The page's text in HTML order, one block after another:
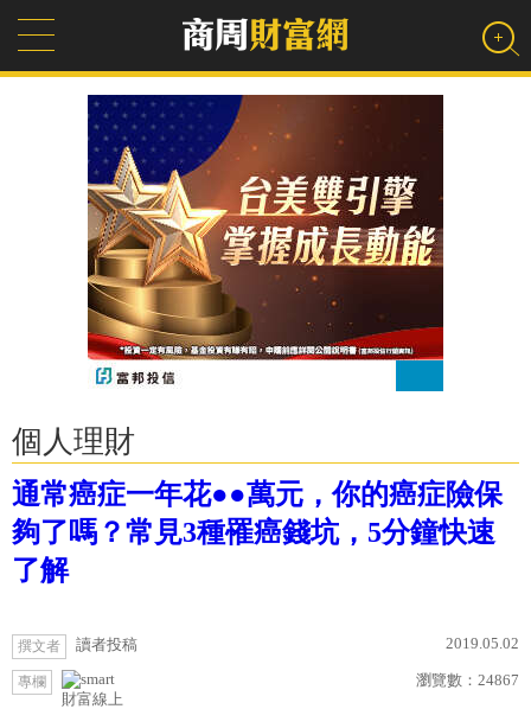
個人理財
通常癌症一年花●●萬元，你的癌症險保
夠了嗎？常見3種罹癌錢坑，5分鐘快速
了解
撰文者 讀者投稿 2019.05.02
專欄
財富線上
瀏覽數： 24867